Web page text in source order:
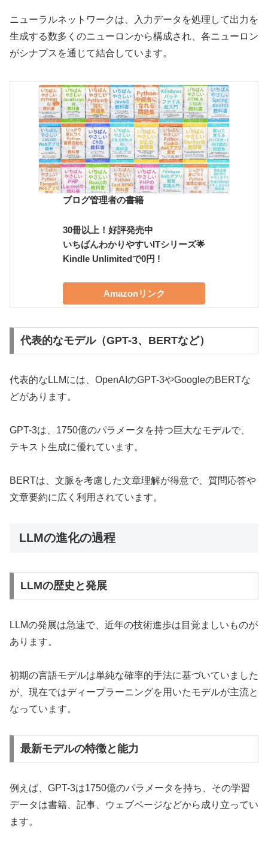
ニューラルネットワークは、入力データを処理して出力を
生成する数多くのニューロンから構成され、各ニューロン
がシナプスを通じて結合しています。
ブログ管理者の書籍
30冊以上！好評発売中
いちばんわかりやすいITシリーズ🌟
Kindle Unlimitedで0円 !
Amazonリンク
代表的なモデル（GPT-3、BERTなど）
代表的なLLMには、OpenAIのGPT-3やGoogleのBERTな
どがあります。
GPT-3は、1750億のパラメータを持つ巨大なモデルで、
テキスト生成に優れています。
BERTは、文脈を考慮した文章理解が得意で、質問応答や
文章要約に広く利用されています。
LLMの進化の過程
LLMの歴史と発展
LLMの発展は急速で、近年の技術進歩は目覚ましいものが
あります。
初期の言語モデルは単純な確率的手法に基づいていました
が、現在ではディープラーニングを用いたモデルが主流と
なっています。
最新モデルの特徴と能力
例えば、GPT-3は1750億のパラメータを持ち、その学習
データは書籍、記事、ウェブページなどから成り立ってい
ます。